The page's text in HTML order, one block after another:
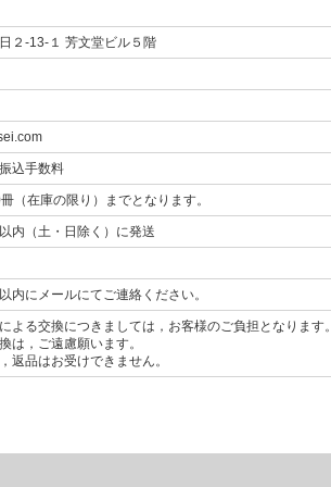
２-13-１ 芳文堂ビル５階
込手数料
（在庫の限り）までとなります。
内（土・日除く）に発送
内にメールにてご連絡ください。
よる交換につきましては，お客様のご負担となります。
は，ご遠慮願います。
返品はお受けできません。